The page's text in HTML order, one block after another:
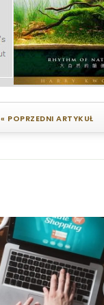
« POPRZEDNI ARTYKUŁ